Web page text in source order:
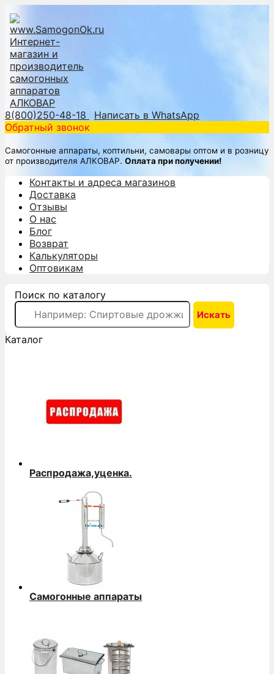
8(800)250-48-18
Написать в WhatsApp
Обратный звонок
Самогонные аппараты, коптильни, самовары оптом и в розницу
от производителя АЛКОВАР. Оплата при получении!
Контакты и адреса магазинов
Доставка
Отзывы
О нас
Блог
Возврат
Калькуляторы
Оптовикам
Поиск по каталогу
Каталог
Распродажа,уценка.
Самогонные аппараты